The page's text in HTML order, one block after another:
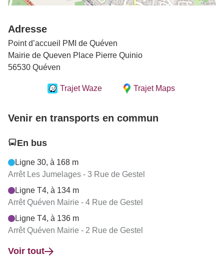
Adresse
Point d’accueil PMI de Quéven
Mairie de Queven Place Pierre Quinio
56530 Quéven
Trajet Waze Trajet Maps
Venir en transports en commun
En bus
Ligne 30, à 168 m
Arrêt Les Jumelages - 3 Rue de Gestel
Ligne T4, à 134 m
Arrêt Quéven Mairie - 4 Rue de Gestel
Ligne T4, à 136 m
Arrêt Quéven Mairie - 2 Rue de Gestel
Voir tout